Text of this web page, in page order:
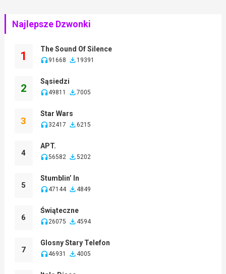
Najlepsze Dzwonki
1
The Sound Of Silence
91668 19391
2
Sąsiedzi
49811 7005
3
Star Wars
32417 6215
4
APT.
56582 5202
5
Stumblin’ In
47144 4849
6
Świąteczne
26075 4594
7
Glosny Stary Telefon
46931 4005